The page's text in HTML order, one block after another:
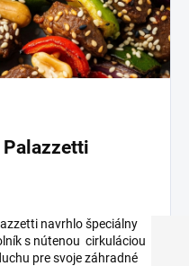
navrhlošpeciálny
s nútenou cirkuláciou
pre svoje záhradné